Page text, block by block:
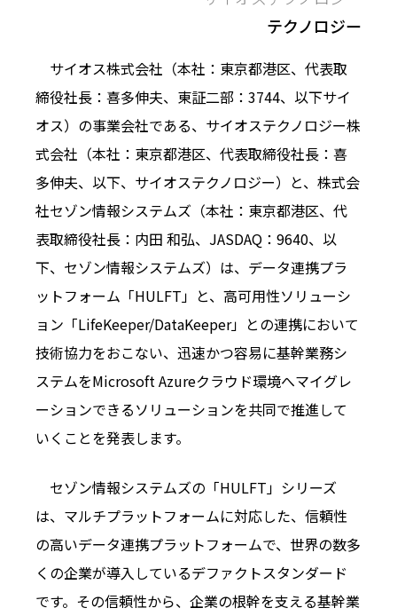
テクノロジー
サイオス株式会社（本社：東京都港区、代表取
締役社長：喜多伸夫、東証二部：3744、以下サイ
オス）の事業会社である、サイオステクノロジー株
式会社（本社：東京都港区、代表取締役社長：喜
多伸夫、以下、サイオステクノロジー）と、株式会
社セゾン情報システムズ（本社：東京都港区、代
表取締役社長：内田 和弘、JASDAQ：9640、以
下、セゾン情報システムズ）は、データ連携プラ
ットフォーム「HULFT」と、高可用性ソリューシ
ョン「LifeKeeper/DataKeeper」との連携において
技術協力をおこない、迅速かつ容易に基幹業務シ
ステムをMicrosoft Azureクラウド環境へマイグレ
ーションできるソリューションを共同で推進して
いくことを発表します。
セゾン情報システムズの「HULFT」シリーズ
は、マルチプラットフォームに対応した、信頼性
の高いデータ連携プラットフォームで、世界の数多
くの企業が導入しているデファクトスタンダード
です。その信頼性から、企業の根幹を支える基幹業